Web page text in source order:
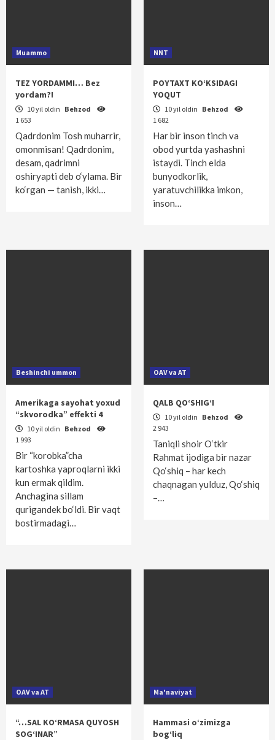
Muammo
TEZ YORDAMMI… Bez
yordam?!
10 yil oldin Behzod
1 653
Qadrdonim Tosh muharrir,
omonmisan! Qadrdonim,
desam, qadrimni
oshiryapti deb o‘ylama. Bir
ko‘rgan — tanish, ikki…
NNT
POYTAXT KO‘KSIDAGI
YOQUT
10 yil oldin Behzod
1 682
Har bir inson tinch va
obod yurtda yashashni
istaydi. Tinch elda
bunyodkorlik,
yaratuvchilikka imkon,
inson…
Beshinchi ummon
Amerikaga sayohat yoxud
“skvorodka” effekti 4
10 yil oldin Behzod
1 993
Bir “korobka”cha
kartoshka yaproqlarni ikki
kun ermak qildim.
Anchagina sillam
qurigandek bo‘ldi. Bir vaqt
bostirmadagi…
OAV va AT
QALB QO‘SHIG‘I
10 yil oldin Behzod
2 943
Taniqli shoir O‘tkir
Rahmat ijodiga bir nazar
Qo‘shiq – har kech
chaqnagan yulduz, Qo‘shiq
–…
OAV va AT
“…SAL KO‘RMASA QUYOSH
SOG‘INAR”
Ma'naviyat
Hammasi o‘zimizga
bog‘liq